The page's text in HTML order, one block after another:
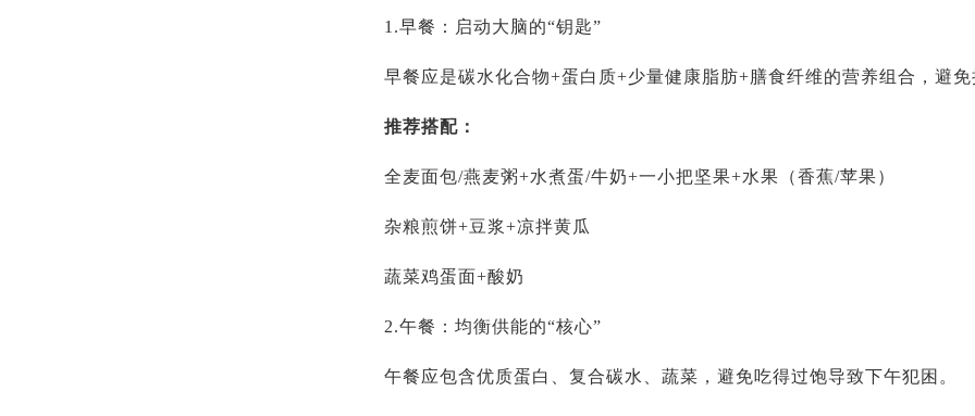
1.早餐：启动大脑的“钥匙”
早餐应是碳水化合物+蛋白质+少量健康脂肪+膳食纤维的营养组合，避免
推荐搭配：
全麦面包/燕麦粥+水煮蛋/牛奶+一小把坚果+水果（香蕉/苹果）
杂粮煎饼+豆浆+凉拌黄瓜
蔬菜鸡蛋面+酸奶
2.午餐：均衡供能的“核心”
午餐应包含优质蛋白、复合碳水、蔬菜，避免吃得过饱导致下午犯困。